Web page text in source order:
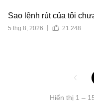
Sao lệnh rút của tôi
5 thg 8, 2026 21.248
Hiển thị 1 –